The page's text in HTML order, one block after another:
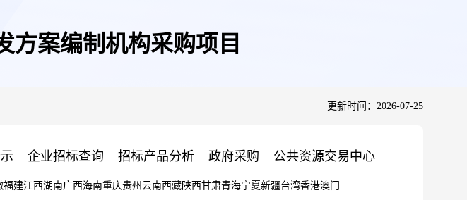
方案编制机构采购项目
更新时间：2026-07-25
企业招标查询 招标产品分析 政府采购 公共资源交易中心
福建江西湖南广西海南重庆贵州 云南西藏陕西甘肃青海宁夏新疆台湾香港澳门